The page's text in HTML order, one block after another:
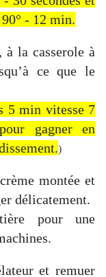
- 12 min.
à la casserole à
ce que le
5 min vitesse 7
gagner en
)
montée et
délicatement.
pour une
et remuer